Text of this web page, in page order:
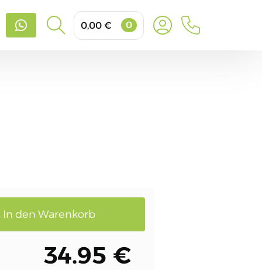
0,00€ 0
In den Warenkorb
34.95 €